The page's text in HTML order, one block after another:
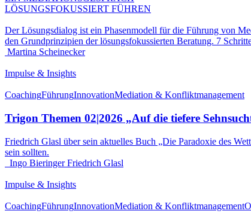
LÖSUNGSFOKUSSIERT FÜHREN
Der Lösungsdialog ist ein Phasenmodell für die Führung von
den Grundprinzipien der lösungsfokussierten Beratung. 7
Martina Scheinecker
Impulse & Insights
CoachingFührungInnovationMediation & Konfliktmanagement
Trigon Themen 02|2026 „Auf die tiefere
Friedrich Glasl über sein aktuelles Buch „Die Paradoxie des
sein sollten.
Ingo Bieringer Friedrich Glasl
Impulse & Insights
CoachingFührungInnovationMediation & Konfliktmanagement